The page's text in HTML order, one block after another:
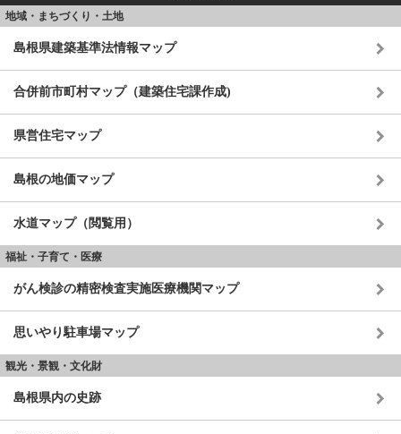
地域・まちづくり・土地
島根県建築基準法情報マップ
合併前市町村マップ（建築住宅課作成)
県営住宅マップ
島根の地価マップ
水道マップ（閲覧用）
福祉・子育て・医療
がん検診の精密検査実施医療機関マップ
思いやり駐車場マップ
観光・景観・文化財
島根県内の史跡